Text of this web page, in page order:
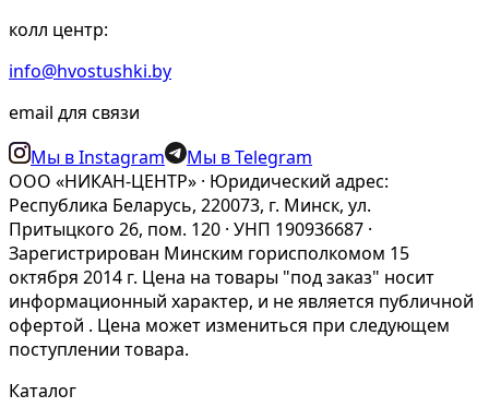
колл центр:
info@hvostushki.by
email для связи
Мы в Instagram
Мы в Telegram
ООО «НИКАН-ЦЕНТР» · Юридический адрес:
Республика Беларусь, 220073, г. Минск, ул.
Притыцкого 26, пом. 120 · УНП 190936687 ·
Зарегистрирован Минским горисполкомом 15
октября 2014 г. Цена на товары "под заказ" носит
информационный характер, и не является публичной
офертой . Цена может измениться при следующем
поступлении товара.
Каталог